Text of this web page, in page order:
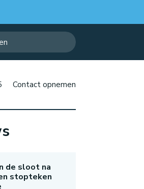
Contact opnemen
de sloot na
stopteken